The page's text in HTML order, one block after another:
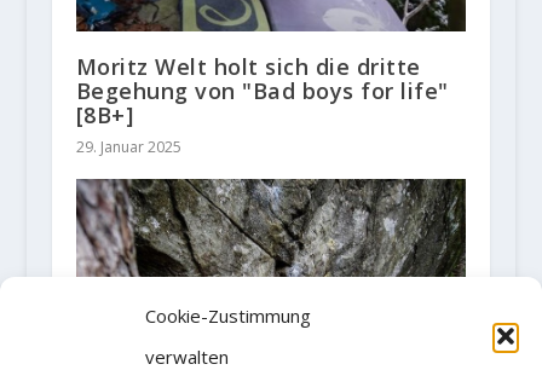
Cookie-Zustimmung
verwalten
Moritz Welt holt sich die dritte
Begehung von "Bad boys for life"
[8B+]
29. Januar 2025